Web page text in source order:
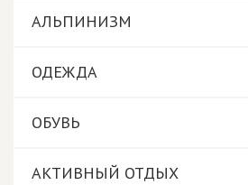
АЛЬПИНИЗМ
ОДЕЖДА
ОБУВЬ
АКТИВНЫЙ ОТДЫХ